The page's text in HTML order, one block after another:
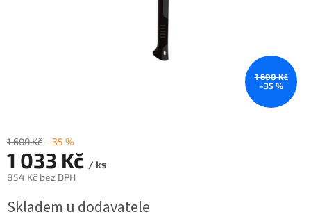
1 600 Kč
–35 %
1 600 Kč –35 %
1 033 Kč / ks
854 Kč bez DPH
cena:
Skladem u dodavatele